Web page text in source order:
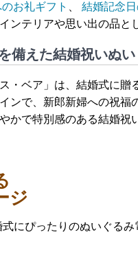
お礼ギフト 結婚記念
テリアや思い出の品と
備えた結婚祝いぬ
・ベア」は、結婚式に贈
ンで、新郎新婦への祝福
かで特別感のある結婚祝
ジ
にぴったりのぬいぐるみ